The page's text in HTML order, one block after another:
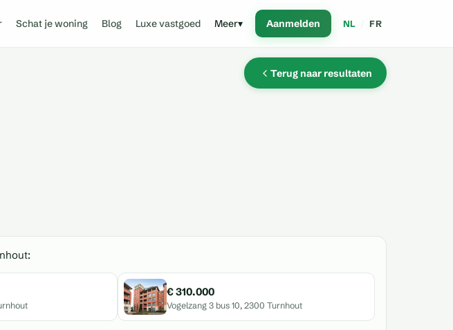
Schat je woning Blog Luxe vastgoed Meer▾ Aanmelden NL FR
Terug naar resultaten
€ 310.000
Vogelzang 3 bus 10, 2300 Turnhout